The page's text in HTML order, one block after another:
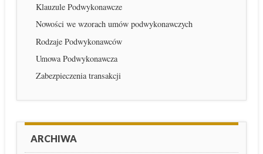
Klauzule Podwykonawcze
Nowości we wzorach umów podwykonawczych
Rodzaje Podwykonawców
Umowa Podwykonawcza
Zabezpieczenia transakcji
ARCHIWA